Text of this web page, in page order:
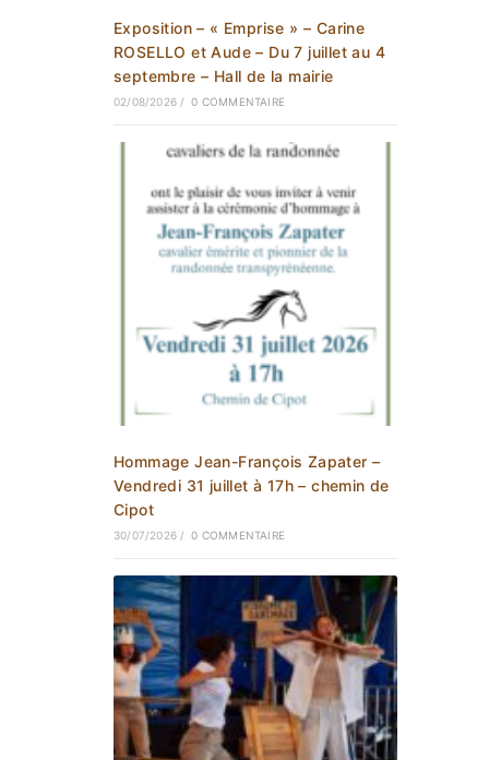
Exposition – « Emprise » – Carine
ROSELLO et Aude – Du 7 juillet au 4
septembre – Hall de la mairie
02/08/2026 / 0 COMMENTAIRE
Hommage Jean-François Zapater –
Vendredi 31 juillet à 17h – chemin de
Cipot
30/07/2026 / 0 COMMENTAIRE